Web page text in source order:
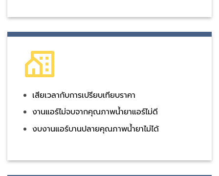
เสียเวลากับการเปรียบเทียบราคา
งานแอร์ไม่จบจากคุณภาพน้ำยาแอร์ไม่ดี
งบงานแอร์บานปลายคุณภาพน้ำยาไม่ได้